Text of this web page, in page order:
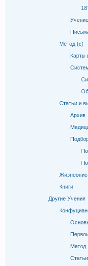
Метод (с)
Карты
Статьи и
Архив
Книги
Другие Учения
Метод